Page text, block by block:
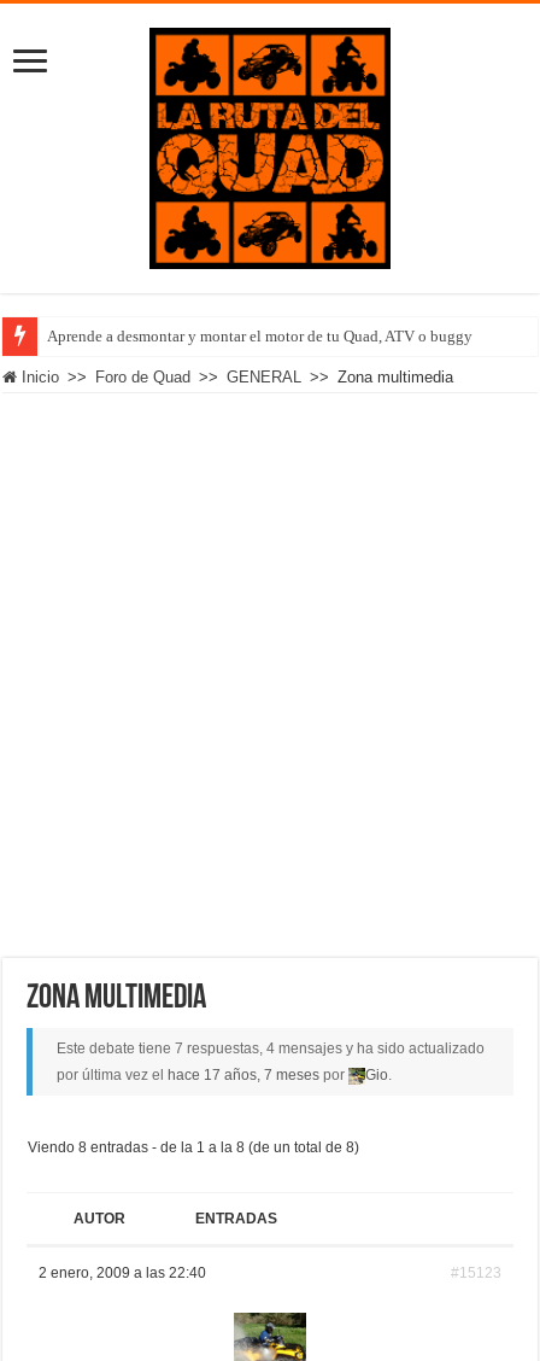
Aprende a desmontar y montar el motor de tu Quad, ATV o buggy
Inicio >> Foro de Quad >> GENERAL >> Zona multimedia
Zona multimedia
Este debate tiene 7 respuestas, 4 mensajes y ha sido actualizado
por última vez el
hace 17 años, 7 mesespor Gio.
Viendo 8 entradas - de la 1 a la 8 (de un total de 8)
AUTOR ENTRADAS
2 enero, 2009 a las 22:40 #15123